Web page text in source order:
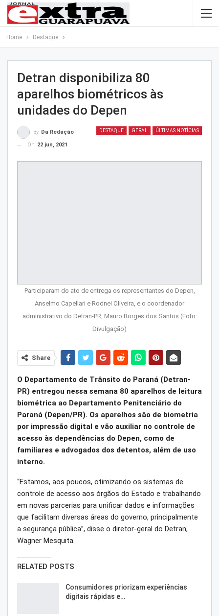
Home Destaque
Detran disponibiliza 80
aparelhos biométricos às
unidades do Depen
DESTAQUE GERAL ÚLTIMAS NOTÍCIAS
By Da Redação
On 22 jun, 2021
Participaram do ato de entrega os representantes do Depen,
Anselmo Capellari e Rodnei Oliveira, e o coordenador
administrativo do Detran-PR, Mauro Borges dos Santos (Foto:
Divulgação)
Share
O Departamento de Trânsito do Paraná (Detran-
PR) entregou nessa semana 80 aparelhos de leitura
biométrica ao Departamento Penitenciário do
Paraná (Depen/PR). Os aparelhos são de biometria
por impressão digital e vão auxiliar no controle de
acesso às dependências do Depen, como de
familiares e advogados dos detentos, além de uso
interno.
“Estamos, aos poucos, otimizando os sistemas de
controle de acesso aos órgãos do Estado e trabalhando
em novas parcerias para unificar dados e informações
que facilitam diversas áreas do governo, principalmente
a segurança pública”, disse o diretor-geral do Detran,
Wagner Mesquita.
RELATED POSTS
Consumidores priorizam experiências
digitais rápidas e…